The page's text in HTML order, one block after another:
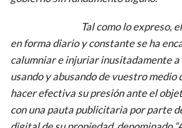
Tal como lo expreso, el
en forma diario y constante se ha
calumniar e injuriar inusitadamente a
usando y abusando de vuestro medio
hacer efectiva su presión ante el
con una pauta publicitaria por parte